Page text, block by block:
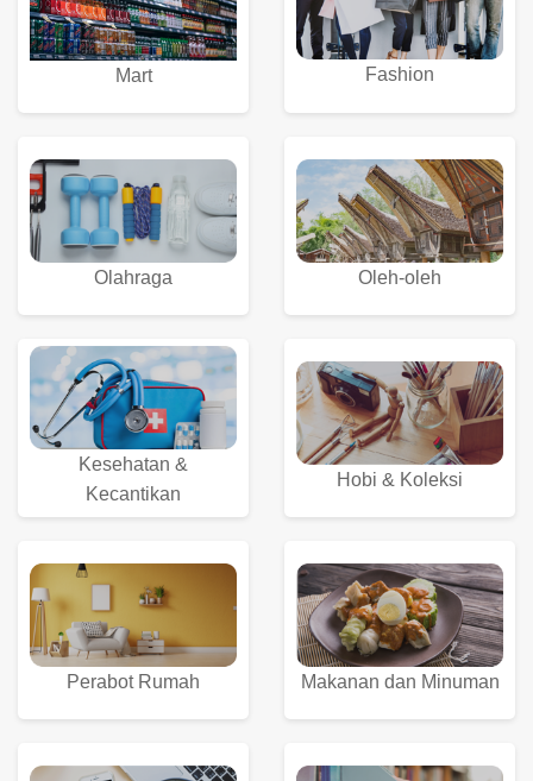
Mart Fashion
Olahraga Oleh-oleh
Kesehatan &
Kecantikan
Hobi & Koleksi
Perabot Rumah Makanan dan Minuman